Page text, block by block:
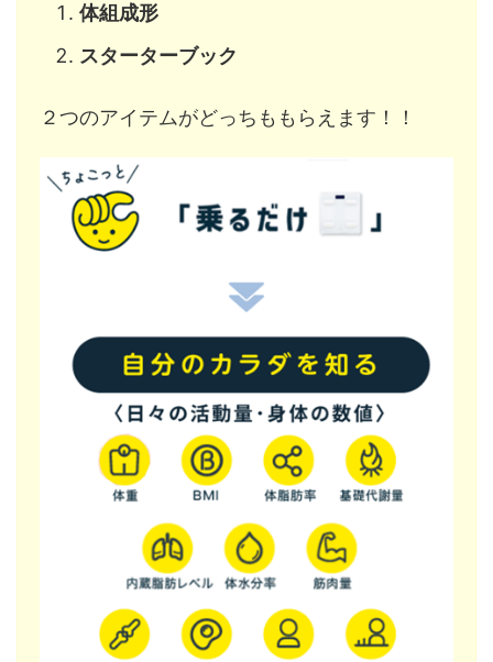
体組成形
スターターブック
２つのアイテムがどっちももらえます！！